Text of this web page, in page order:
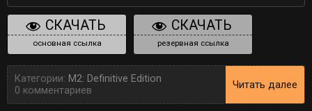
СКАЧАТЬ
основная ссылка
СКАЧАТЬ
резервная ссылка
Категории: M2: Definitive Edition
0 комментариев
Читать далее